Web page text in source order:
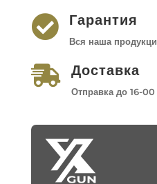
 Гарантия
Вся наша
 Доставка
Отправка до 16-00